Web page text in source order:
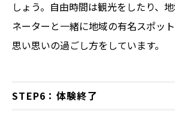
しょう。自由時間は観光をしたり、
ネーターと一緒に地域の有名スポット
思い思いの過ごし方をしています。
STEP6：体験終了